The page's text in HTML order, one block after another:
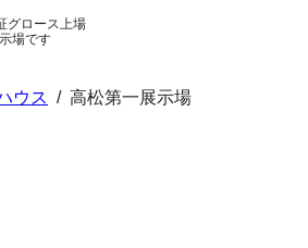
グロース上場
場です
ウス / 高松第一展示場